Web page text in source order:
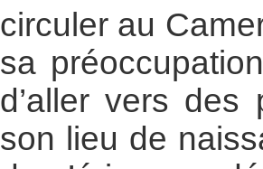
circuler au
sa
d’aller vers des
son lieu de